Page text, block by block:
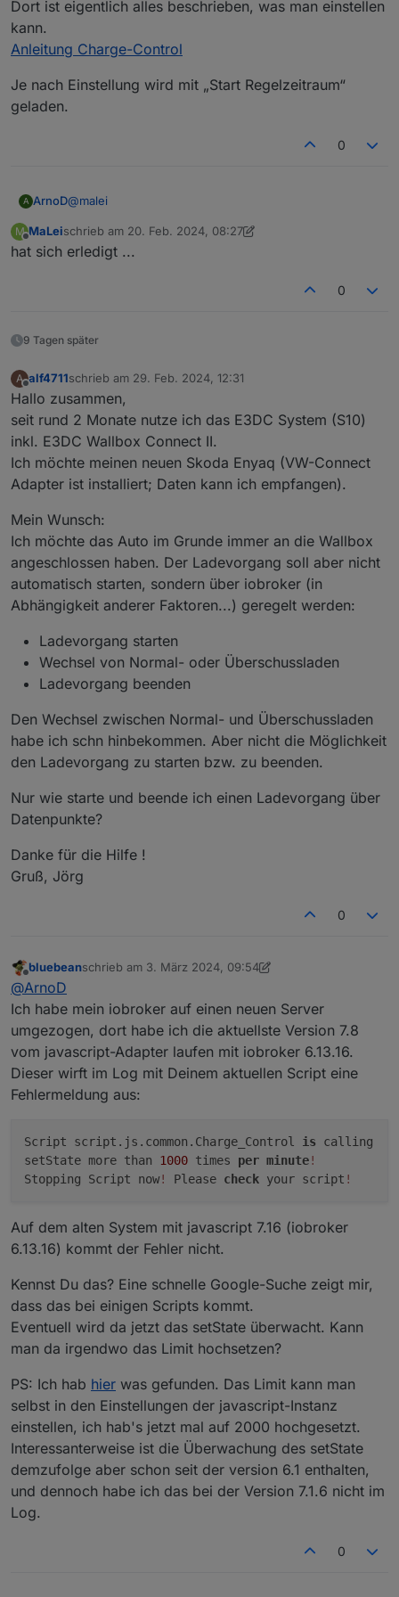
Dort ist eigentlich alles beschrieben, was man einstellen
kann.
Anleitung Charge-Control
Je nach Einstellung wird mit „Start Regelzeitraum“
geladen.
0
A ArnoD@malei
Hast du die Anleitung Charge-Control von Github
gelesen?
M
Offline
MaLeischrieb am 20. Feb. 2024, 08:27
zuletzt editiert von MaLei
hat sich erledigt ...
0
9 Tagen später
A
Offline
alf4711schrieb am 29. Feb. 2024, 12:31
zuletzt editiert von
Hallo zusammen,
seit rund 2 Monate nutze ich das E3DC System (S10)
inkl. E3DC Wallbox Connect II.
Ich möchte meinen neuen Skoda Enyaq (VW-Connect
Adapter ist installiert; Daten kann ich empfangen).
Mein Wunsch:
Ich möchte das Auto im Grunde immer an die Wallbox
angeschlossen haben. Der Ladevorgang soll aber nicht
automatisch starten, sondern über iobroker (in
Abhängigkeit anderer Faktoren...) geregelt werden:
Ladevorgang starten
Wechsel von Normal- oder Überschussladen
Ladevorgang beenden
Den Wechsel zwischen Normal- und Überschussladen
habe ich schn hinbekommen. Aber nicht die Möglichkeit
den Ladevorgang zu starten bzw. zu beenden.
Nur wie starte und beende ich einen Ladevorgang über
Datenpunkte?
Danke für die Hilfe !
Gruß, Jörg
0
Offline
bluebeanschrieb am 3. März 2024, 09:54
zuletzt editiert von bluebean3. März 2024, 11:08
@ArnoD
Ich habe mein iobroker auf einen neuen Server
umgezogen, dort habe ich die aktuellste Version 7.8
vom javascript-Adapter laufen mit iobroker 6.13.16.
Dieser wirft im Log mit Deinem aktuellen Script eine
Fehlermeldung aus:
Script script.js.common.Charge_Control is calling
setState more than 1000 times per minute!
Stopping Script now! Please check your script !
Auf dem alten System mit javascript 7.16 (iobroker
6.13.16) kommt der Fehler nicht.
Kennst Du das? Eine schnelle Google-Suche zeigt mir,
dass das bei einigen Scripts kommt.
Eventuell wird da jetzt das setState überwacht. Kann
man da irgendwo das Limit hochsetzen?
PS: Ich hab hier was gefunden. Das Limit kann man
selbst in den Einstellungen der javascript-Instanz
einstellen, ich hab's jetzt mal auf 2000 hochgesetzt.
Interessanterweise ist die Überwachung des setState
demzufolge aber schon seit der version 6.1 enthalten,
und dennoch habe ich das bei der Version 7.1.6 nicht im
Log.
0